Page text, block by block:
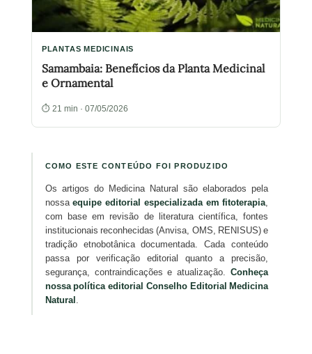
PLANTAS MEDICINAIS
Samambaia: Benefícios da Planta Medicinal
e Ornamental
⏱ 21 min · 07/05/2026
COMO ESTE CONTEÚDO FOI PRODUZIDO
Os artigos do Medicina Natural são elaborados pela
nossaequipe editorial especializada em fitoterapia
com base em revisão de literatura científica, fontes
institucionais reconhecidas (Anvisa, OMS, RENISUS) e
tradição etnobotânica documentada. Cada conteúdo
passa por verificação editorial quanto a precisão,
segurança, contraindicações e atualização.Conheça
nossa política editorial Conselho Editorial Medicina
Natural